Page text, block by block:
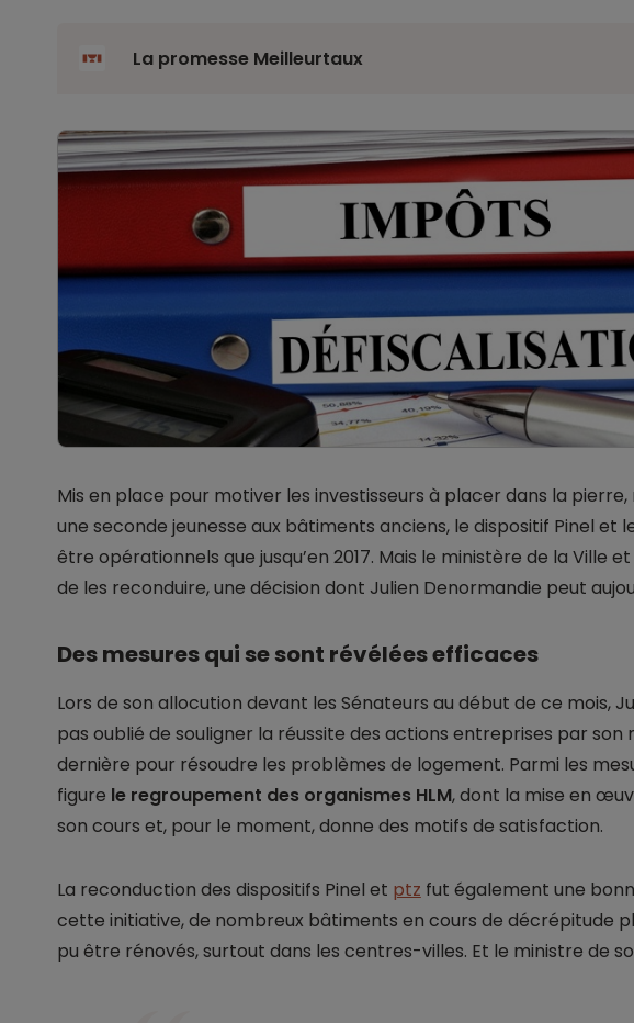
La promesse Meilleurtaux
Mis en place pour motiver les investisseurs à placer dans la pierre,
une seconde jeunesse aux bâtiments anciens, le dispositif Pinel et
être opérationnels que jusqu’en 2017. Mais le ministère de la Ville
de les reconduire, une décision dont Julien Denormandie peut
Des mesures qui se sont révélées efficaces
Lors de son allocution devant les Sénateurs au début de ce mois,
pas oublié de souligner la réussite des actions entreprises par son
dernière pour résoudre les problèmes de logement. Parmi les
figure le regroupement des organismes HLM, dont la mise en
son cours et, pour le moment, donne des motifs de satisfaction.
La reconduction des dispositifs Pinel et ptz fut également une
cette initiative, de nombreux bâtiments en cours de décrépitude
pu être rénovés, surtout dans les centres-villes. Et le ministre de